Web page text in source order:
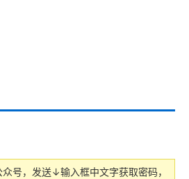
号，发送↓输入框中文字获取密码，